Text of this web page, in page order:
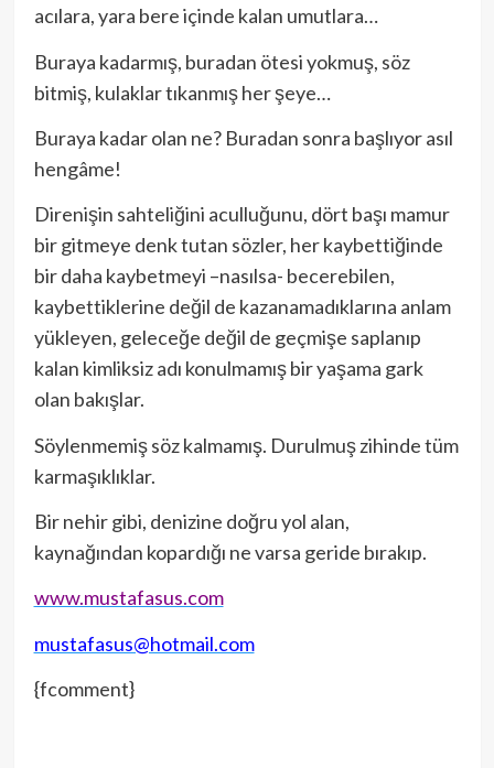
acılara, yara bere içinde kalan umutlara…
Buraya kadarmış, buradan ötesi yokmuş, söz
bitmiş, kulaklar tıkanmış her şeye…
Buraya kadar olan ne? Buradan sonra başlıyor asıl
hengâme!
Direnişin sahteliğini aculluğunu, dört başı mamur
bir gitmeye denk tutan sözler, her kaybettiğinde
bir daha kaybetmeyi –nasılsa- becerebilen,
kaybettiklerine değil de kazanamadıklarına anlam
yükleyen, geleceğe değil de geçmişe saplanıp
kalan kimliksiz adı konulmamış bir yaşama gark
olan bakışlar.
Söylenmemiş söz kalmamış. Durulmuş zihinde tüm
karmaşıklıklar.
Bir nehir gibi, denizine doğru yol alan,
kaynağından kopardığı ne varsa geride bırakıp.
www.mustafasus.com
mustafasus@hotmail.com
{fcomment}